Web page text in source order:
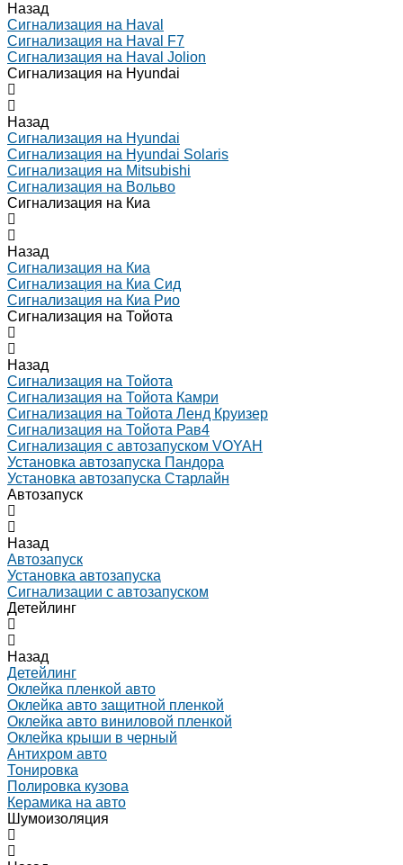
Назад
Сигнализация на Haval
Сигнализация на Haval F7
Сигнализация на Haval Jolion
Сигнализация на Hyundai
Назад
Сигнализация на Hyundai
Сигнализация на Hyundai Solaris
Сигнализация на Mitsubishi
Сигнализация на Вольво
Сигнализация на Киа
Назад
Сигнализация на Киа
Сигнализация на Киа Cид
Сигнализация на Киа Рио
Сигнализация на Тойота
Назад
Сигнализация на Тойота
Сигнализация на Тойота Камри
Сигнализация на Тойота Ленд Круизер
Сигнализация на Тойота Рав4
Сигнализация с автозапуском VOYAH
Установка автозапуска Пандора
Установка автозапуска Старлайн
Автозапуск
Назад
Автозапуск
Установка автозапуска
Сигнализации с автозапуском
Детейлинг
Назад
Детейлинг
Оклейка пленкой авто
Оклейка авто защитной пленкой
Оклейка авто виниловой пленкой
Оклейка крыши в черный
Антихром авто
Тонировка
Полировка кузова
Керамика на авто
Шумоизоляция